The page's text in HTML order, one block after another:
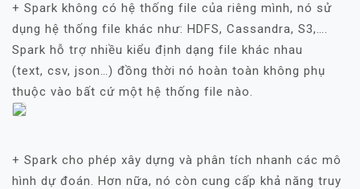
+ Spark không có hệ thống file của riêng mình, nó sử
dụng hệ thống file khác như: HDFS, Cassandra, S3,….
Spark hỗ trợ nhiều kiểu định dạng file khác nhau
(text, csv, json…) đồng thời nó hoàn toàn không phụ
thuộc vào bất cứ một hệ thống file nào.
+ Spark cho phép xây dựng và phân tích nhanh các mô
hình dự đoán. Hơn nữa, nó còn cung cấp khả năng truy